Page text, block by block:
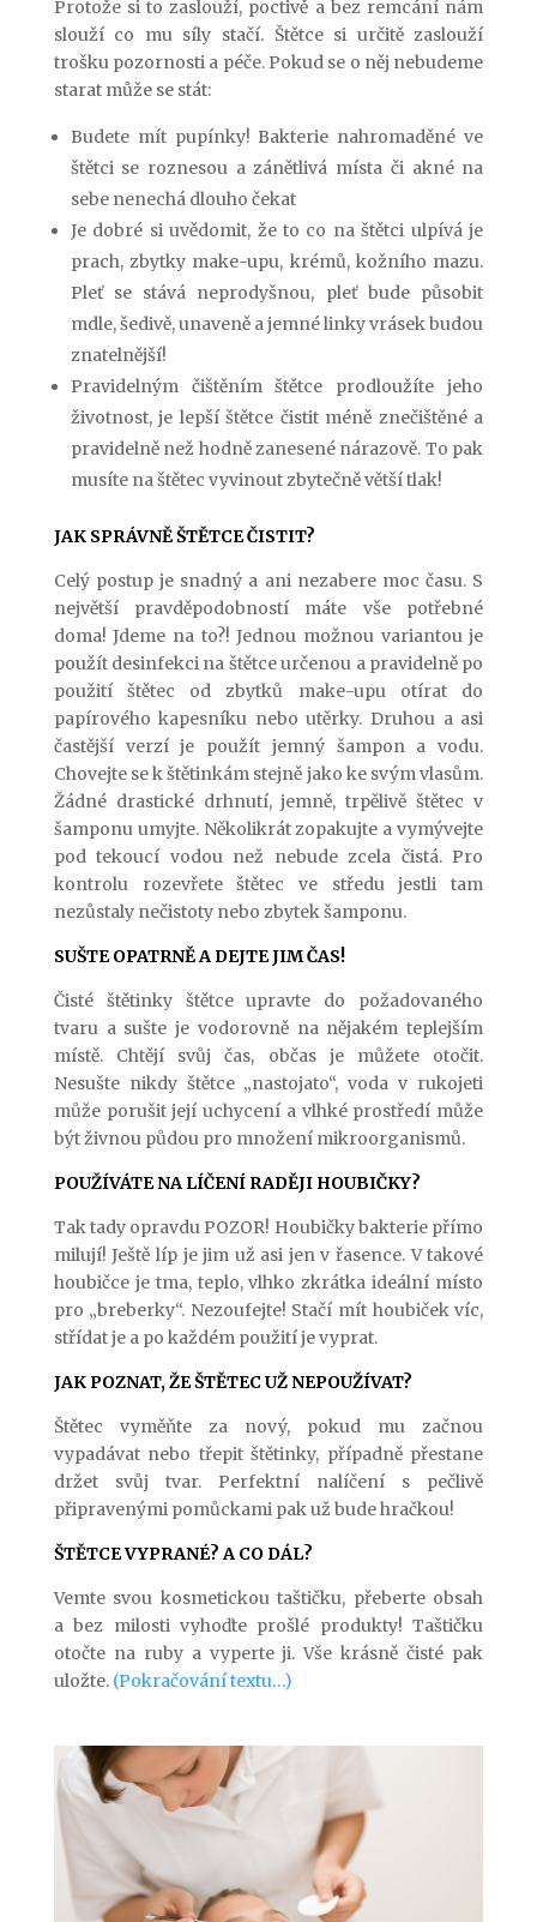
Protože si to zaslouží, poctivě a bez remcání nám
slouží co mu síly stačí. Štětce si určitě zaslouží
trošku pozornosti a péče. Pokud se o něj nebudeme
starat může se stát:
Budete mít pupínky! Bakterie nahromaděné ve
štětci se roznesou a zánětlivá místa či akné na
sebe nenechá dlouho čekat
Je dobré si uvědomit, že to co na štětci ulpívá je
prach, zbytky make-upu, krémů, kožního mazu.
Pleť se stává neprodyšnou, pleť bude působit
mdle, šedivě, unaveně a jemné linky vrásek budou
znatelnější!
Pravidelným čištěním štětce prodloužíte jeho
životnost, je lepší štětce čistit méně znečištěné a
pravidelně než hodně zanesené nárazově. To pak
musíte na štětec vyvinout zbytečně větší tlak!
JAK SPRÁVNĚ ŠTĚTCE ČISTIT?
Celý postup je snadný a ani nezabere moc času. S
největší pravděpodobností máte vše potřebné
doma! Jdeme na to?! Jednou možnou variantou je
použít desinfekci na štětce určenou a pravidelně po
použití štětec od zbytků make-upu otírat do
papírového kapesníku nebo utěrky. Druhou a asi
častější verzí je použít jemný šampon a vodu.
Chovejte se k štětinkám stejně jako ke svým vlasům.
Žádné drastické drhnutí, jemně, trpělivě štětec v
šamponu umyjte. Několikrát zopakujte a vymývejte
pod tekoucí vodou než nebude zcela čistá. Pro
kontrolu rozevřete štětec ve středu jestli tam
nezůstaly nečistoty nebo zbytek šamponu.
SUŠTE OPATRNĚ A DEJTE JIM ČAS!
Čisté štětinky štětce upravte do požadovaného
tvaru a sušte je vodorovně na nějakém teplejším
místě. Chtějí svůj čas, občas je můžete otočit.
Nesušte nikdy štětce „nastojato“, voda v rukojeti
může porušit její uchycení a vlhké prostředí může
být živnou půdou pro množení mikroorganismů.
POUŽÍVÁTE NA LÍČENÍ RADĚJI HOUBIČKY?
Tak tady opravdu POZOR! Houbičky bakterie přímo
milují! Ještě líp je jim už asi jen v řasence. V takové
houbičce je tma, teplo, vlhko zkrátka ideální místo
pro „breberky“. Nezoufejte! Stačí mít houbiček víc,
střídat je a po každém použití je vyprat.
JAK POZNAT, ŽE ŠTĚTEC UŽ NEPOUŽÍVAT?
Štětec vyměňte za nový, pokud mu začnou
vypadávat nebo třepit štětinky, případně přestane
držet svůj tvar. Perfektní nalíčení s pečlivě
připravenými pomůckami pak už bude hračkou!
ŠTĚTCE VYPRANÉ? A CO DÁL?
Vemte svou kosmetickou taštičku, přeberte obsah
a bez milosti vyhoďte prošlé produkty! Taštičku
otočte na ruby a vyperte ji. Vše krásně čisté pak
uložte. (Pokračování textu…)